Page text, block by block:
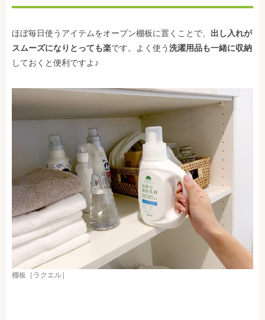
ほぼ毎日使うアイテムをオープン棚板に置くことで、 出し入れが
スムーズになりとっても楽です。よく使う洗濯用品も一緒に収納
しておくと便利ですよ♪
棚板［ラクエル］